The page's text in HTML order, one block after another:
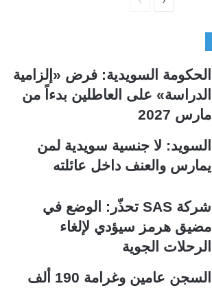
ح
ة
ا
س
ا
ق
ة
ح
ة
ا
ا
ي
ة
الحكومة السويدية: فرض «إلزامية
الدراسة» على العاطلين بدءاً من
مارس 2027
السويد: لا جنسية سويدية لمن
يمارس والعنف داخل عائلته
شركة SAS تحذّر: الوضع في
مضيق هرمز سيؤدي لإلغاء
الرحلات الجوية
السجن عامين وغرامة 190 ألف